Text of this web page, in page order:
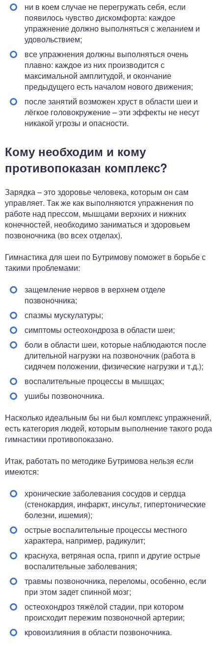
ни в коем случае не перегружать себя, если
появилось чувство дискомфорта: каждое
упражнение должно выполняться с желанием и
удовольствием;
все упражнения должны выполняться очень
плавно: каждое из них производится с
максимальной амплитудой, и окончание
предыдущего есть началом нового движения;
после занятий возможен хруст в области шеи и
лёгкое головокружение – эти эффекты не несут
никакой угрозы и опасности.
Кому необходим и кому
противопоказан комплекс?
Зарядка – это здоровье человека, которым он сам
управляет. Так же как выполняются упражнения по
работе над прессом, мышцами верхних и нижних
конечностей, необходимо заниматься и здоровьем
позвоночника (во всех отделах).
Гимнастика для шеи по Бутримову поможет в борьбе с
такими проблемами:
защемление нервов в верхнем отделе
позвоночника;
спазмы мускулатуры;
симптомы остеохондроза в области шеи;
боли в области шеи, которые наблюдаются после
длительной нагрузки на позвоночник (работа в
сидячем положении, физические нагрузки и т.д.);
воспалительные процессы в мышцах;
ушибы позвоночника.
Насколько идеальным бы ни был комплекс упражнений,
есть категория людей, которым выполнение такого рода
гимнастики противопоказано.
Итак, работать по методике Бутримова нельзя если
имеются:
хронические заболевания сосудов и сердца
(стенокардия, инфаркт, инсульт, гипертонические
болезни, ишемия);
острые воспалительные процессы местного
характера, например, радикулит;
краснуха, ветряная оспа, грипп и другие острые
воспалительные заболевания;
травмы позвоночника, переломы, особенно, если
при этом задет спинной мозг;
остеохондроз тяжёлой стадии, при котором
происходит пережим позвоночной артерии;
кровоизлияния в области позвоночника.